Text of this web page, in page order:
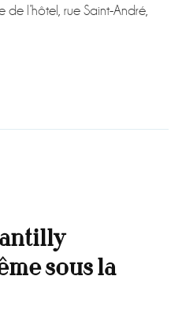
l’hôtel, rue Saint-André,
sous la